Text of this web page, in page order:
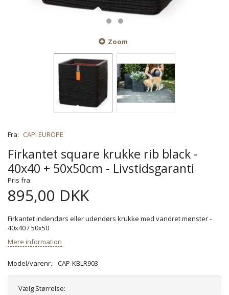
Zoom
Fra: CAPI EUROPE
Firkantet square krukke rib black -
40x40 + 50x50cm - Livstidsgaranti
Pris fra
895,00 DKK
Firkantet indendørs eller udendørs krukke med vandret mønster -
40x40 / 50x50
Mere information
Model/varenr.: CAP-KBLR903
Vælg Størrelse: